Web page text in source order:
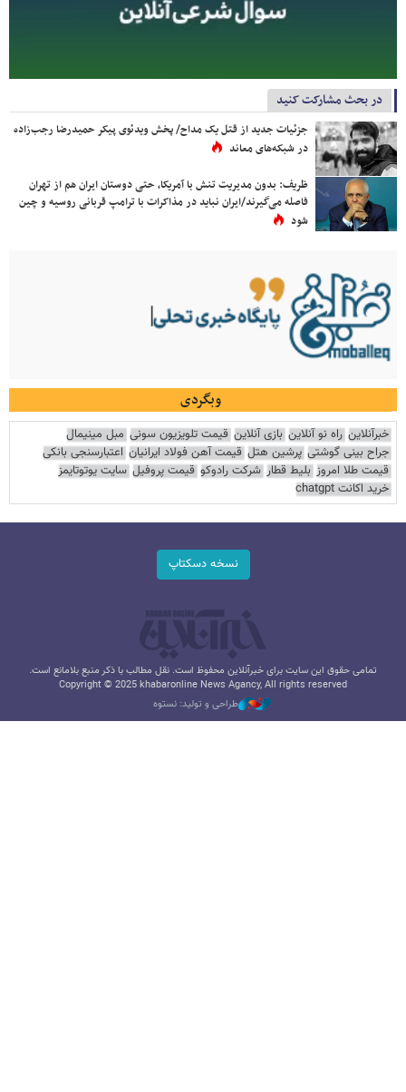
در بحث مشارکت کنید
جزئیات جدید از قتل یک مداح/ پخش ویدئوی پیکر حمیدرضا رجب‌زاده
در شبکه‌های معاند
ظریف: بدون مدیریت تنش با آمریکا، حتی دوستان ایران هم از تهران
فاصله می‌گیرند/ایران نباید در مذاکرات با ترامپ قربانی روسیه و چین
شود
وبگردی
خبرآنلاین راه نو آنلاین بازی آنلاین قیمت تلویزیون سونی مبل مینیمال
جراح بینی گوشتی پرشین هتل قیمت آهن فولاد ایرانیان اعتبارسنجی بانکی
قیمت طلا امروز بلیط قطار شرکت رادوکو قیمت پروفیل سایت یوتوتایمز
خرید اکانت chatgpt
نسخه دسکتاپ
تمامی حقوق این سایت برای خبرآنلاین محفوظ است. نقل مطالب با ذکر منبع بلامانع است.
Copyright © 2025 khabaronline News Agancy, All rights reserved
طراحی و تولید: نستوه